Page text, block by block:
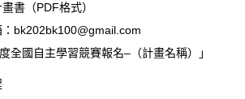
（PDF格式）
bk202bk100@gmail.com
全國自主學習競賽報名–（計畫名稱）」